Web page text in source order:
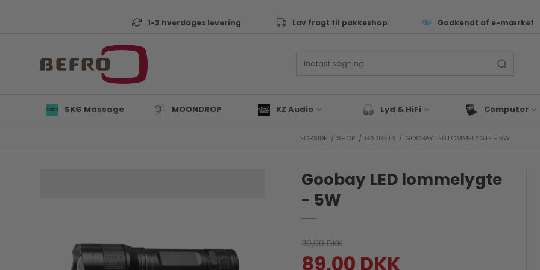
1-2 hverdages levering Lav fragt til pakkeshop Godkendt af e-mærket
SKG Massage MOONDROP KZ Audio
Live Performance
Keyboard & synth
ALLROUND & VALUE
KZ Audio tilbehør
Lyd & HiFi
Lyd & Hifi tilbehør
Hovedtelefoner
Computer
Tasker
Computer
FORSIDE / SHOP / GADGETS / GOOBAY LED LOMMELYGTE - 5W
Goobay LED lommelygte
- 5W
119,00 DKK
89,00 DKK